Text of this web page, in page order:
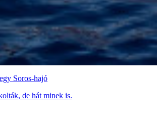
Soros-hajó
de hát minek is.